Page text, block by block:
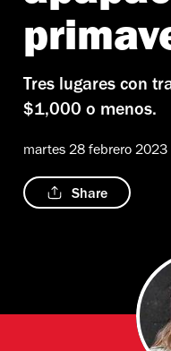
Tres lugares con
$1,000 o menos.
martes 28 febrero 2023
Share